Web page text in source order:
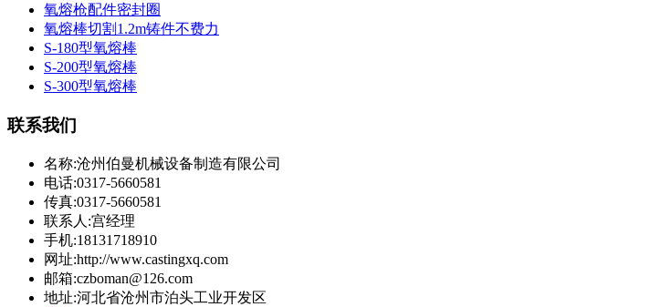
氧熔枪配件密封圈
氧熔棒切割1.2m铸件不费力
S-180型氧熔棒
S-200型氧熔棒
S-300型氧熔棒
联系我们
名称:沧州伯曼机械设备制造有限公司
电话:0317-5660581
传真:0317-5660581
联系人:宫经理
手机:18131718910
网址:http://www.castingxq.com
邮箱:czboman@126.com
地址:河北省沧州市泊头工业开发区